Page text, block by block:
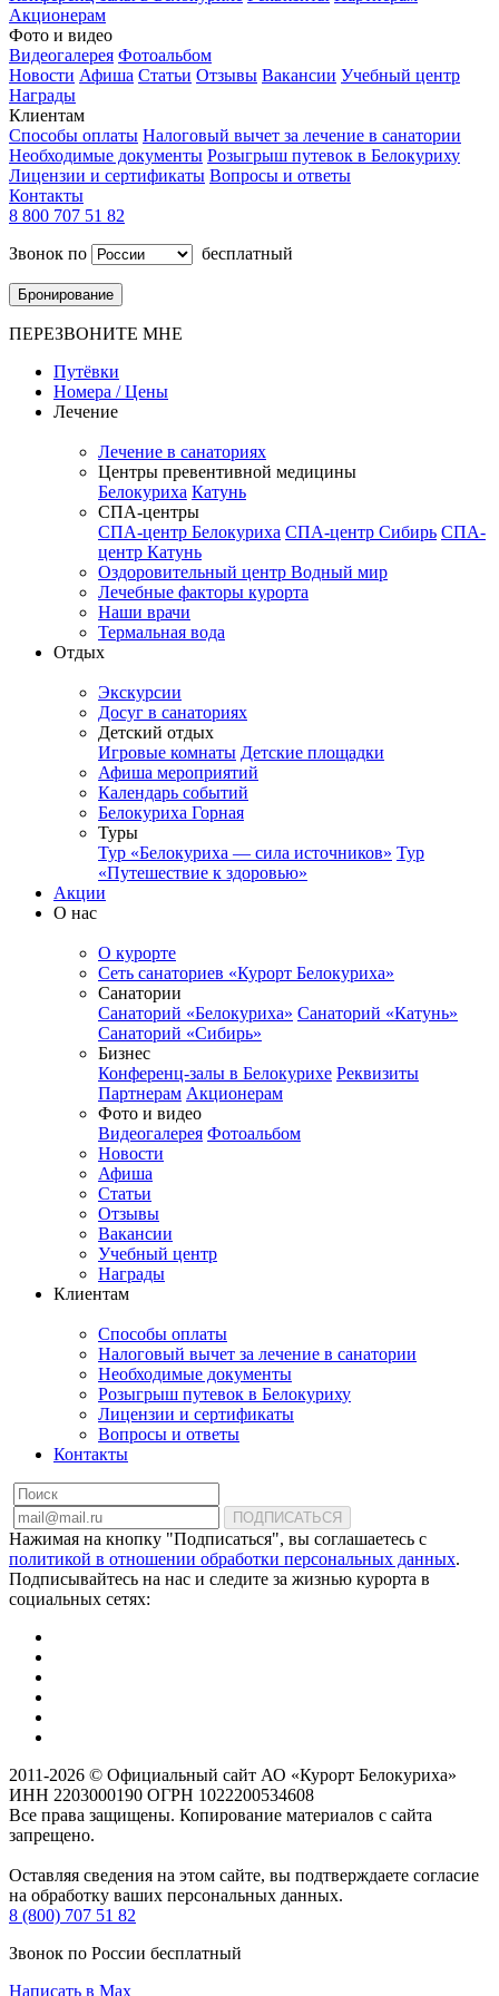
Акционерам
Фото и видео
Видеогалерея Фотоальбом
Новости Афиша Статьи Отзывы Вакансии Учебный центр
Награды
Клиентам
Способы оплаты Налоговый вычет за лечение в санатории
Необходимые документы Розыгрыш путевок в Белокуриху
Лицензии и сертификаты Вопросы и ответы
Контакты
8 800 707 51 82
Звонок по
бесплатный
Бронирование
ПЕРЕЗВОНИТЕ МНЕ
Путёвки
Номера / Цены
Лечение
Лечение в санаториях
Центры превентивной медицины
Белокуриха Катунь
СПА-центры
СПА-центр Белокуриха СПА-центр Сибирь СПА-
центр Катунь
Оздоровительный центр Водный мир
Лечебные факторы курорта
Наши врачи
Термальная вода
Отдых
Экскурсии
Досуг в санаториях
Детский отдых
Игровые комнаты Детские площадки
Афиша мероприятий
Календарь событий
Белокуриха Горная
Туры
Тур «Белокуриха — сила источников» Тур
«Путешествие к здоровью»
Акции
О нас
О курорте
Сеть санаториев «Курорт Белокуриха»
Санатории
Санаторий «Белокуриха» Санаторий «Катунь»
Санаторий «Сибирь»
Бизнес
Конференц-залы в Белокурихе Реквизиты
Партнерам Акционерам
Фото и видео
Видеогалерея Фотоальбом
Новости
Афиша
Статьи
Отзывы
Вакансии
Учебный центр
Награды
Клиентам
Способы оплаты
Налоговый вычет за лечение в санатории
Необходимые документы
Розыгрыш путевок в Белокуриху
Лицензии и сертификаты
Вопросы и ответы
Контакты
ПОДПИСАТЬСЯ
Нажимая на кнопку "Подписаться", вы соглашаетесь с
политикой в отношении обработки персональных данных.
Подписывайтесь на нас и следите за жизнью курорта в
социальных сетях:
2011-2026 © Официальный сайт АО «Курорт Белокуриха»
ИНН 2203000190 ОГРН 1022200534608
Все права защищены. Копирование материалов с сайта
запрещено.
Оставляя сведения на этом сайте, вы подтверждаете согласие
на обработку ваших персональных данных.
8 (800) 707 51 82
Звонок по России бесплатный
Написать в Max